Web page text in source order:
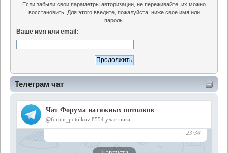
Телеграм чат
Если забыли свои параметры авторизации, не переживайте, их можно
восстановить. Для этого введите, пожалуйста, ниже свое имя или
пароль.
Ваше имя или email: